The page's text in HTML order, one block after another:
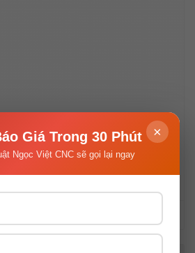
Dòng TA Ngọc Việt CNC Bạn
bật của máy cắt laser dòng TA Ngọc
×
Giá Trong 30 Phút
Ngọc Việt CNC sẽ gọi lại ngay